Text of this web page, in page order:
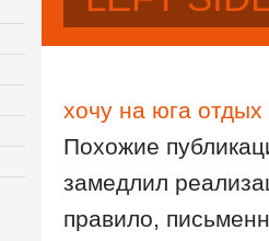
хочу на юга
Похожие
замедлил
правило,